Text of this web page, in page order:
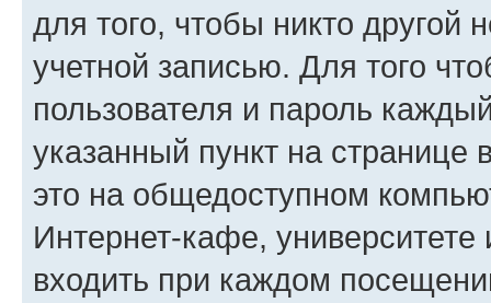
для того, чтобы никто другой
учетной записью. Для того
пользователя и пароль
указанный пункт на
это на общедоступном
Интернет-кафе, университете
входить при каждом